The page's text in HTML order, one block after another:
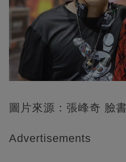
圖片來源：張峰奇 臉書
Advertisements